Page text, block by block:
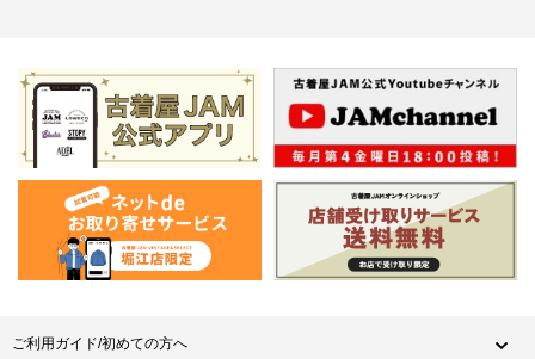
ご利用ガイド/初めての方へ